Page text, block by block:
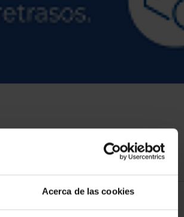
Acerca de las cookies